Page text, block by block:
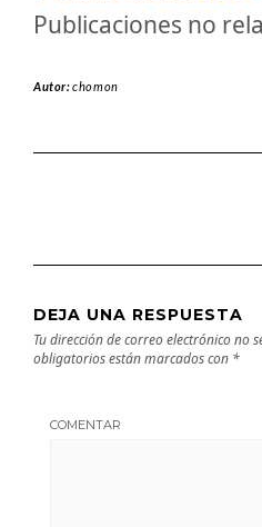
Publicaciones no
Autor:chomon
DEJA UNA RESPUESTA
Tu dirección de correo electrónico no
obligatorios están marcados con *
COMENTAR